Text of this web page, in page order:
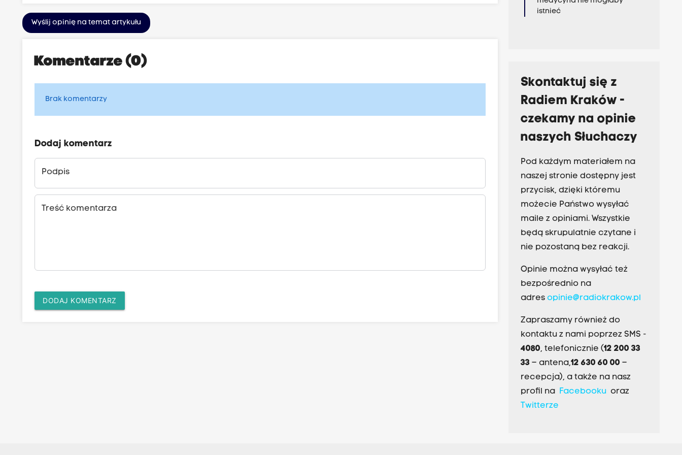
Wyślij opinię na temat artykułu
Komentarze (0)
Brak komentarzy
Dodaj komentarz
Podpis
Treść komentarza
DODAJ KOMENTARZ
istnieć
Skontaktuj się z
Radiem Kraków -
czekamy na opinie
naszych Słuchaczy
Pod każdym materiałem na
naszej stronie dostępny jest
przycisk, dzięki któremu
możecie Państwo wysyłać
maile z opiniami. Wszystkie
będą skrupulatnie czytane i
nie pozostaną bez reakcji.
Opinie można wysyłać też
bezpośrednio na
adres opinie@radiokrakow.pl
Zapraszamy również do
kontaktu z nami poprzez SMS -
4080, telefonicznie (12 200 33
33– antena,12 630 60 00 –
recepcja), a także na nasz
profil na Facebookuoraz
Twitterze